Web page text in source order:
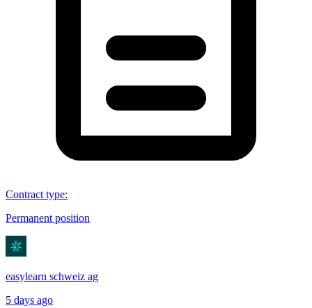
Contract type:
Permanent position
easylearn schweiz ag
5 days ago